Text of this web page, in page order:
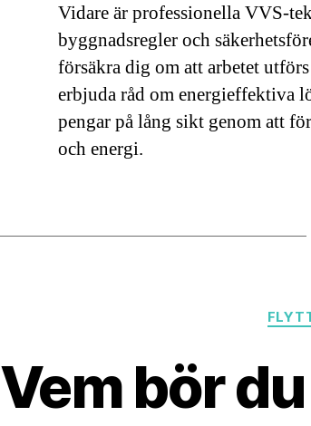
Vidare är professionella VVS-
byggnadsregler och
försäkra dig om att arbetet
erbjuda råd om energieffektiva
pengar på lång sikt genom att
och energi.
Vem bör